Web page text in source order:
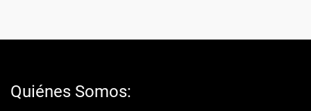
Quiénes Somos: